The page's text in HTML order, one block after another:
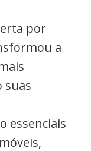
por
a
suas
essenciais